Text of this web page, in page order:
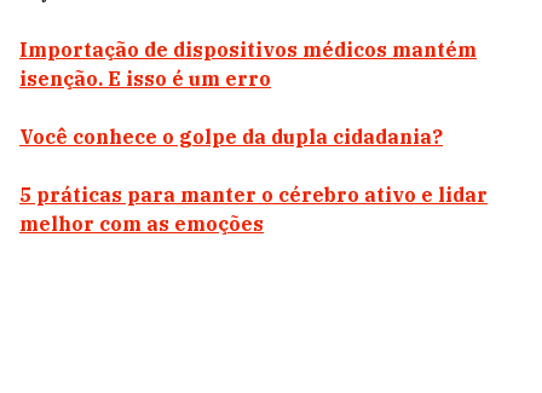
Importação de dispositivos médicos mantém
isenção. E isso é um erro
Você conhece o golpe da dupla cidadania?
5 práticas para manter o cérebro ativo e lidar
melhor com as emoções